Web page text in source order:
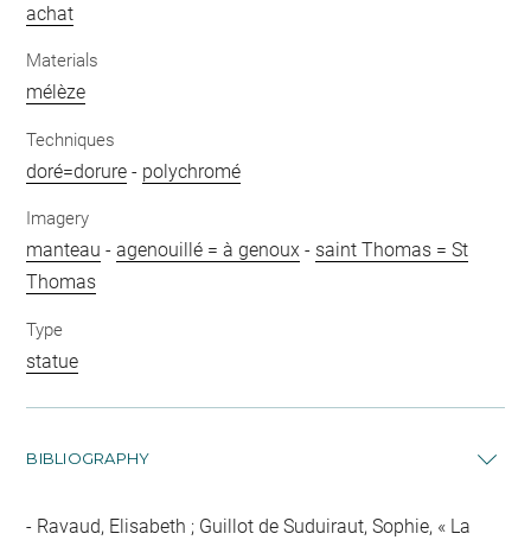
achat
Materials
mélèze
Techniques
doré=dorure - polychromé
Imagery
manteau -agenouillé = à genoux - saint Thomas = St
Thomas
Type
statue
BIBLIOGRAPHY
Ravaud, Elisabeth ; Guillot de Suduiraut, Sophie, « La